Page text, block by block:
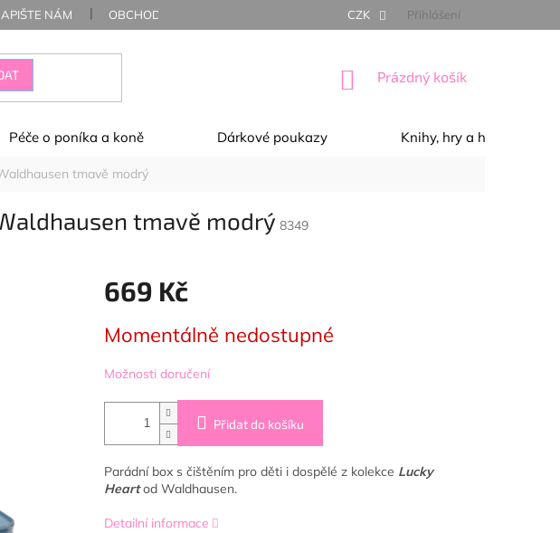
NÁM OBCHODNÍ PODMÍNKY OCHRANA OSOBNÍCH ÚDAJŮ
CZK Přihlášení
NÁKUPNÍ
Prázdný košík
Péče o poníka a koně Dárkové poukazy Knihy, hry a hračky
tmavě modrý
tmavě modrý 8349
669 Kč
cena:
Momentálně nedostupné
Možnosti doručení
Přidat do košíku
Parádní box s čištěním pro děti i dospělé z kolekce Lucky
Heartod Waldhausen.
Detailní informace